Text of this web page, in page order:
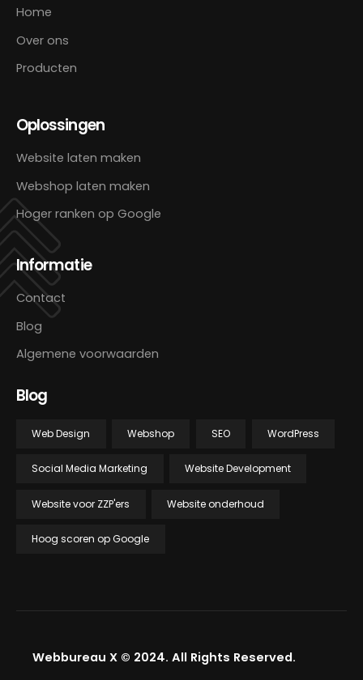
Home
Over ons
Producten
Oplossingen
Website laten maken
Webshop laten maken
Hoger ranken op Google
Informatie
Contact
Blog
Algemene voorwaarden
Blog
Web Design Webshop SEO WordPress
Social Media Marketing Website Development
Website voor ZZP'ers Website onderhoud
Hoog scoren op Google
Webbureau X © 2024. All Rights Reserved.